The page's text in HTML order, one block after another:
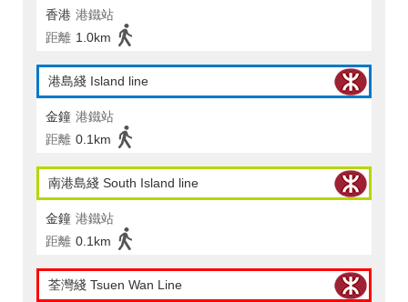
香港 港鐵站
距離 1.0km
港島綫 Island line
金鐘 港鐵站
距離 0.1km
南港島綫 South Island line
金鐘 港鐵站
距離 0.1km
荃灣綫 Tsuen Wan Line